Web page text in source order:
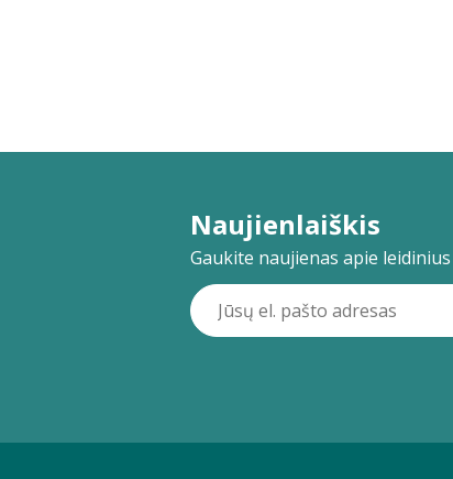
Naujienlaiškis
Gaukite naujienas apie